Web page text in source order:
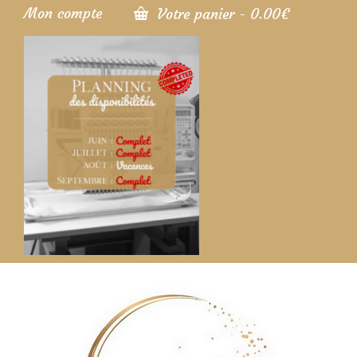
Mon compte Votre panier - 0.00€